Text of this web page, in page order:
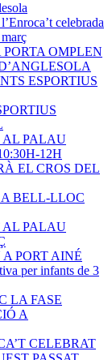
celebrada
OMPLEN
ESPORTIUS
AL PALAU
12H
EL CROS DEL
BELL-LLOC
AL PALAU
PORT AINÉ
per infants de 3
LA FASE
A
CELEBRAT